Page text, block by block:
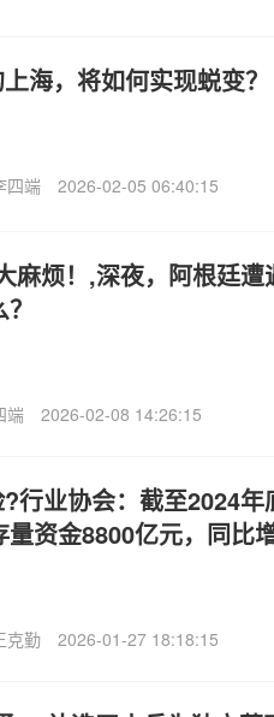
海，将如何实现蜕变？
四端 2026-02-05 06:40:15
麻烦！,深夜，阿根廷
端 2026-02-08 14:26:15
行业协会：截至2024
量资金8800亿元，同比
克勤 2026-01-27 18:18:15